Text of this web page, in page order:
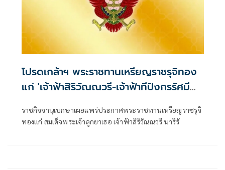
โปรดเกล้าฯ พระราชทานเหรียญราชรุจิทอง
แก่ 'เจ้าฟ้าสิริวัณณวรี-เจ้าฟ้าทีปังกรรัศมี
ราชกิจจานุเบกษาเผยแพร่ประกาศพระราชทานเหรียญราชรุจิ
ทองแก่ สมเด็จพระเจ้าลูกยาเธอ เจ้าฟ้าสิริวัณณวรี นารีรั